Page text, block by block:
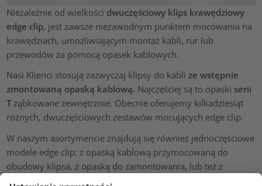
Niezależnie od wielkości dwuczęściowy klips krawędziowy
edge clip, jest zawsze niezawodnym punktem mocowania na
krawędziach, umożliwiającym montaż kabli, rur lub
przewodów za pomocą opasek kablowych.
Nasi Klienci stosują zazwyczaj klipsy do kablize wstępnie
zmontowaną opaską kablową. Najczęściej są to opaski serii
T ząbkowane zewnętrznie. Obecnie oferujemy kilkadziesiąt
różnych, dwuczęściowych zestawów mocujących edge clip.
W naszym asortymencie znajdują się również jednoczęściowe
modele edge clip: z opaską kablową przymocowaną do
obudowy klipsa, z opaską do zamontowania, lub też z